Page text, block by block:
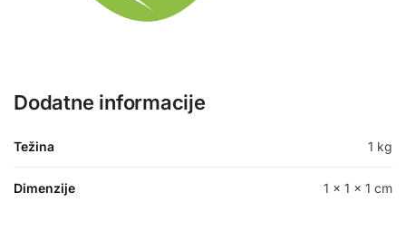
Dodatne informacije
Težina 1 kg
Dimenzije 1 × 1 × 1 cm